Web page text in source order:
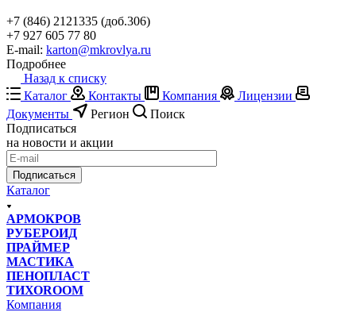
+7 (846) 2121335 (доб.306)
+7 927 605 77 80
E-mail: karton@mkrovlya.ru
Подробнее
Назад к списку
Каталог
Контакты Компания
Лицензии
Документы
Регион
Поиск
Подписаться
на новости и акции
Подписаться
Каталог
АРМОКРОВ
РУБЕРОИД
ПРАЙМЕР
МАСТИКА
ПЕНОПЛАСТ
ТИХОROOM
Компания